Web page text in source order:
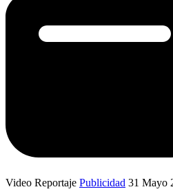
Video Reportaje Publicidad 31 Mayo